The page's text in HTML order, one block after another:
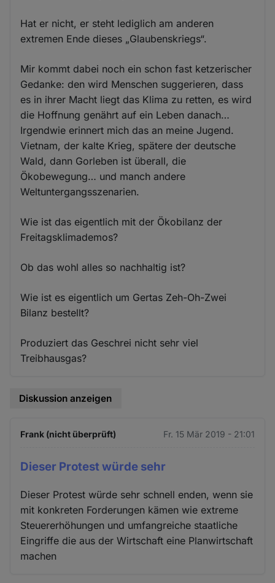
Hat er nicht, er steht lediglich am anderen
extremen Ende dieses „Glaubenskriegs“.
Mir kommt dabei noch ein schon fast ketzerischer
Gedanke: den wird Menschen suggerieren, dass
es in ihrer Macht liegt das Klima zu retten, es wird
die Hoffnung genährt auf ein Leben danach…
Irgendwie erinnert mich das an meine Jugend.
Vietnam, der kalte Krieg, spätere der deutsche
Wald, dann Gorleben ist überall, die
Ökobewegung… und manch andere
Weltuntergangsszenarien.
Wie ist das eigentlich mit der Ökobilanz der
Freitagsklimademos?
Ob das wohl alles so nachhaltig ist?
Wie ist es eigentlich um Gertas Zeh-Oh-Zwei
Bilanz bestellt?
Produziert das Geschrei nicht sehr viel
Treibhausgas?
Diskussion anzeigen
Frank (nicht überprüft) Fr. 15 Mär 2019 - 21:01
Dieser Protest würde sehr
Dieser Protest würde sehr schnell enden, wenn sie
mit konkreten Forderungen kämen wie extreme
Steuererhöhungen und umfangreiche staatliche
Eingriffe die aus der Wirtschaft eine Planwirtschaft
machen